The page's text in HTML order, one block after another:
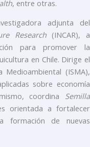
, entre otras.
adjunta del
Research(INCAR), a
para promover la
en Chile. Dirige el
Medioambiental (ISMA),
sobre economía
coordina Semilla
orientada a fortalecer
formación de nuevas